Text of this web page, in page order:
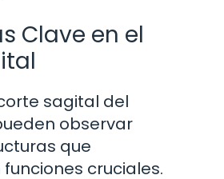
Clave en el
sagital del
observar
que
cruciales.